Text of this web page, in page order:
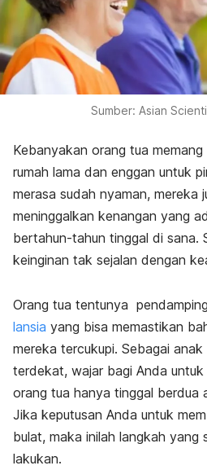
Sumber: Asian
Kebanyakan orang tua
rumah lama dan enggan untuk
merasa sudah nyaman, mereka
meninggalkan kenangan yang
bertahun-tahun tinggal di sana.
keinginan tak sejalan dengan
Orang tua tentunya
lansia yang bisa memastikan
mereka tercukupi. Sebagai
terdekat, wajar bagi Anda
orang tua hanya tinggal berdua
Jika keputusan Anda untuk
bulat, maka inilah langkah yang
lakukan.